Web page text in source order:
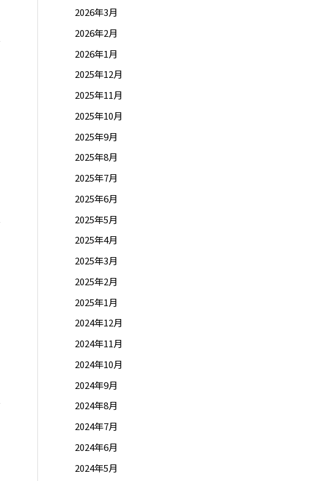
2026年3月
2026年2月
2026年1月
2025年12月
2025年11月
2025年10月
2025年9月
2025年8月
2025年7月
2025年6月
2025年5月
2025年4月
2025年3月
2025年2月
2025年1月
2024年12月
2024年11月
2024年10月
2024年9月
2024年8月
2024年7月
2024年6月
2024年5月